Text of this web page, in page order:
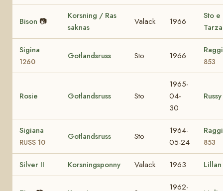
Bison 📷
Korsning / Ras
saknas
Valack 1966
Sto e
Sigina
1260
Gotlandsruss Sto 1966
853
Rosie Gotlandsruss Sto
1965-
04-
30
Russy
Sigiana
RUSS 10
Gotlandsruss Sto
1964-
05-24
853
Silver II Korsningsponny Valack 1963 Lillan
1962-